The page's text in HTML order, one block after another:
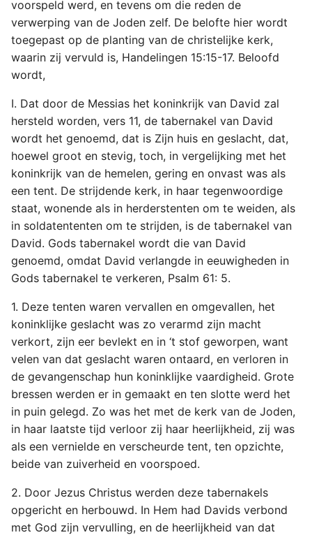
voorspeld werd, en tevens om die reden de
verwerping van de Joden zelf. De belofte hier wordt
toegepast op de planting van de christelijke kerk,
waarin zij vervuld is, Handelingen 15:15-17. Beloofd
wordt,
I. Dat door de Messias het koninkrijk van David zal
hersteld worden, vers 11, de tabernakel van David
wordt het genoemd, dat is Zijn huis en geslacht, dat,
hoewel groot en stevig, toch, in vergelijking met het
koninkrijk van de hemelen, gering en onvast was als
een tent. De strijdende kerk, in haar tegenwoordige
staat, wonende als in herderstenten om te weiden, als
in soldatententen om te strijden, is de tabernakel van
David. Gods tabernakel wordt die van David
genoemd, omdat David verlangde in eeuwigheden in
Gods tabernakel te verkeren, Psalm 61: 5.
1. Deze tenten waren vervallen en omgevallen, het
koninklijke geslacht was zo verarmd zijn macht
verkort, zijn eer bevlekt en in ‘t stof geworpen, want
velen van dat geslacht waren ontaard, en verloren in
de gevangenschap hun koninklijke vaardigheid. Grote
bressen werden er in gemaakt en ten slotte werd het
in puin gelegd. Zo was het met de kerk van de Joden,
in haar laatste tijd verloor zij haar heerlijkheid, zij was
als een vernielde en verscheurde tent, ten opzichte,
beide van zuiverheid en voorspoed.
2. Door Jezus Christus werden deze tabernakels
opgericht en herbouwd. In Hem had Davids verbond
met God zijn vervulling, en de heerlijkheid van dat